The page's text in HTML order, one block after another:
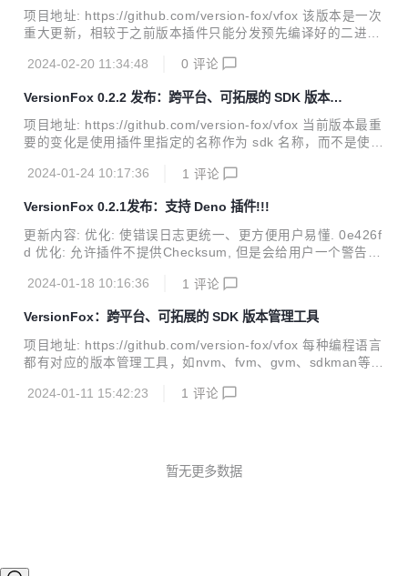
n 2d75a9b doc: 添加文档网站 by @aooohan in #54 bugfix:
根据终端高度...
工具!
项目地址: https://github.com/version-fox/vfox 该版本是一次
重大更新，相较于之前版本插件只能分发预先编译好的二进制
需要自定义编译和安装的SDK。 另外允许自定义存储路径, 避
@aooohan and @XuZheCheung 627330f 功能: 允许插件安
装本地文件 by @aooohan in 8888f41 功能: 添加验证插件支
持的最低运行时版本的新机制 by @aooohan in 0bc5b1d 功
2024-02-20 11:34:48 0 评论
VersionFox 0.2.2 发布：跨平台、可拓展的 SDK 版本管
理工具
项目地址: https://github.com/version-fox/vfox 当前版本最重
要的变化是使用插件里指定的名称作为 sdk 名称，而不是使用
使用户能够配置代理来路由 vfox 的请求。 更新内容: 功能: 支
指定名称作为SDK名称 by @aooohan in b221f57 修复: 清理
今天之前的所有临时文件 by @aooohan in c738772 插件: 支
持Flutter CN镜像 by @aooohan in version...
2024-01-24 10:17:36 1 评论
VersionFox 0.2.1发布：支持 Deno 插件!!!
更新内容: 优化: 使错误日志更统一、更方便用户易懂. 0e426f
d 优化: 允许插件不提供Checksum, 但是会给用户一个警告提
3f027 修复: 修复Zsh Shell下无法正确补全的问题. f7fd3a8
具，如 nvm、fvm、gvm、sdkman 等，它们的核心功能大同
小异。但对于使用多种语言的开发者来说，这意味着需要学习
和记忆各种不同的命令，增加了学习成本。如果你是全栈工程
师，或者使用不止一种语言，使用 VersionFox，...
2024-01-18 10:16:36 1 评论
VersionFox：跨平台、可拓展的 SDK 版本管理工具
项目地址: https://github.com/version-fox/vfox 每种编程语言
都有对应的版本管理工具，如nvm、fvm、gvm、sdkman等，
说，这意味着需要学习和记忆各种不同的命令，增加了学习成
平台拥有相同的用户体验 使用一致的命令管理所有语言 简单
2024-01-11 15:42:23 1 评论
暂无更多数据